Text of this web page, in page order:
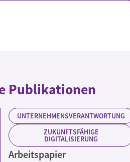
Publikationen
UNTERNEHMENSVERANTWORTUNG
ZUKUNFTSFÄHIGE
DIGITALISIERUNG
Arbeitspapier